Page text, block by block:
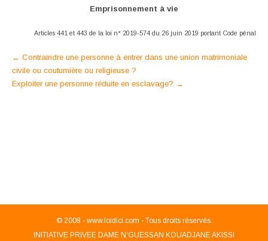
Emprisonnement à vie
Articles 441 et 443 de la loi n° 2019-574 du 26 juin 2019 portant Code pénal
Post
navigation
← Contraindre une personne à entrer dans une union matrimoniale
civile ou coutumière ou religieuse ?
Exploiter une personne réduite en esclavage? →
© 2008 - www.loidici.com - Tous droits réservés.
INITIATIVE PRIVEE DAME N'GUESSAN KOUADJANE AKISSI